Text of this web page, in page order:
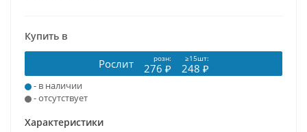
Купить в
Рослит розн: ≥15шт:
276 ₽ 248 ₽
- в наличии
- отсутствует
Характеристики